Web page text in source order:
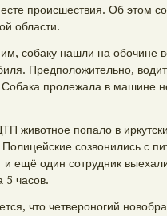
происшествия. Об этом
области.
собаку нашли на обочине
Предположительно,
Собака пролежала в машине
животное попало в
созвонились с
и ещё один сотрудник
5 часов.
что четвероногий